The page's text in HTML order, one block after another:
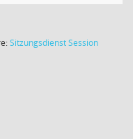
SitzungsdienstSession(Wird in